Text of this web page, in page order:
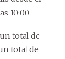
10:00.
total de
total de